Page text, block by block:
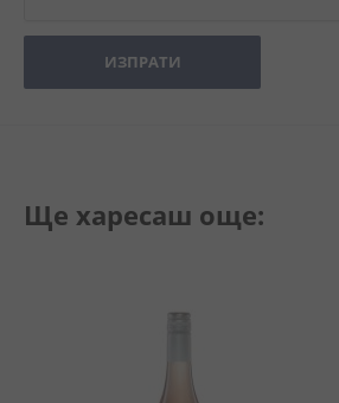
ИЗПРАТИ
Ще харесаш още: